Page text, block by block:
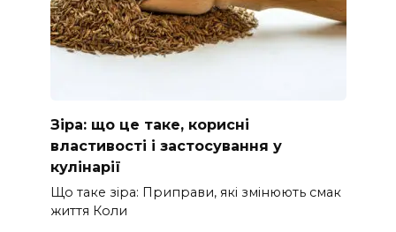
Зіра: що це таке, корисні
властивості і застосування у
кулінарії
Що таке зіра: Приправи, які змінюють смак
життя Коли